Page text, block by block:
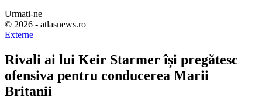
Urmați-ne
© 2026 - atlasnews.ro
Externe
Rivali ai lui Keir Starmer își pregătesc
ofensiva pentru conducerea Marii
Britanii